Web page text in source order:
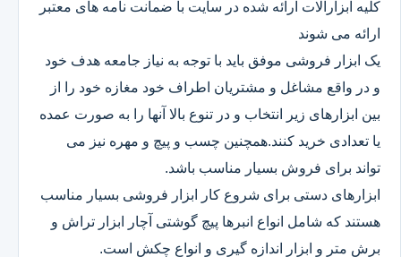
کلیه ابزارالات ارائه شده در سایت با ضمانت نامه های معتبر
ارائه می شوند
یک ابزار فروشی موفق باید با توجه به نیاز جامعه هدف خود
و در واقع مشاغل و مشتریان اطراف خود مغازه خود را از
بین ابزارهای زیر انتخاب و در تنوع بالا آنها را به صورت عمده
یا تعدادی خرید کنند.همچنین چسب و پیچ و مهره نیز می
تواند برای فروش بسیار مناسب باشد.
ابزارهای دستی برای شروع کار ابزار فروشی بسیار مناسب
هستند که شامل انواع انبرها پیچ گوشتی آچار ابزار تراش و
برش متر و ابزار اندازه گیری و انواع چکش است.